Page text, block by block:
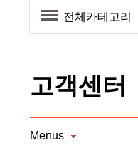
전체카테고리
고객센터
Menus